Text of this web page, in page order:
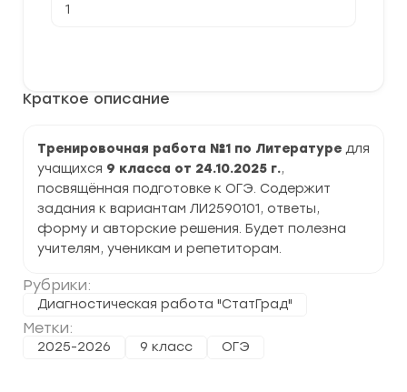
Краткое описание
Тренировочная работа №1 по Литературе для
учащихся 9 класса от 24.10.2025 г.,
посвящённая подготовке к ОГЭ. Содержит
задания к вариантам ЛИ2590101, ответы,
форму и авторские решения. Будет полезна
учителям, ученикам и репетиторам.
Рубрики:
Диагностическая работа "СтатГрад"
Метки:
2025-2026 9 класс ОГЭ
товара
Литературе
(ЛИ2590101)
задания
и
ответы